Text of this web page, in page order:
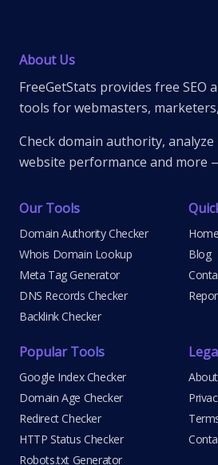
About Us
FreeGetStats provides free SEO
tools for webmasters,
Check domain authority,
website performance and more
Our Tools
Domain Authority Checker
Whois Domain Lookup
Meta Tag Generator
DNS Records Checker
Backlink Checker
Home
Blog
Popular Tools
Google Index Checker
Domain Age Checker
Redirect Checker
HTTP Status Checker
Robots.txt Generator